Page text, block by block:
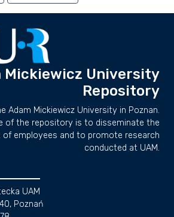
Mickiewicz University
Repository
Adam Mickiewicz University in Poznan.
of the repository is to disseminate the
employees and to promote research
conducted at UAM.
UAM
Poznań